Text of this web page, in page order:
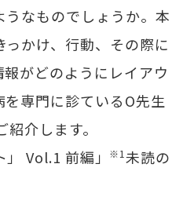
なものでしょうか。本
かけ、行動、その際に
がどのようにレイアウ
専門に診ているO先生
介します。
Vol.1 前編」
※1 未読の